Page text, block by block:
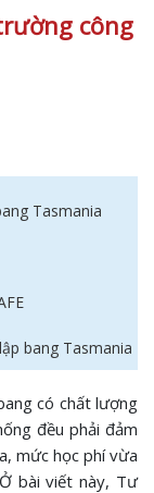
công
Tasmania
bang Tasmania
có chất lượng
đều phải đảm
mức học phí vừa
bài viết này, Tư